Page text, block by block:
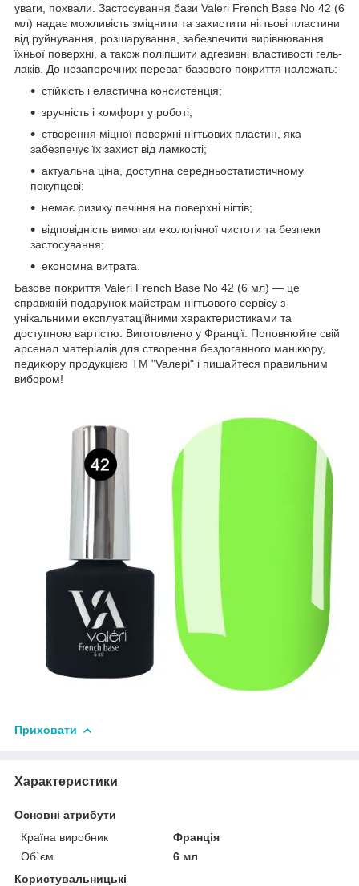
уваги, похвали. Застосування бази Valeri French Base No 42 (6
мл) надає можливість зміцнити та захистити нігтьові пластини
від руйнування, розшарування, забезпечити вирівнювання
їхньої поверхні, а також поліпшити адгезивні властивості гель-
лаків. До незаперечних переваг базового покриття належать:
стійкість і еластична консистенція;
зручність і комфорт у роботі;
створення міцної поверхні нігтьових пластин, яка
забезпечує їх захист від ламкості;
актуальна ціна, доступна середньостатистичному
покупцеві;
немає ризику печіння на поверхні нігтів;
відповідність вимогам екологічної чистоти та безпеки
застосування;
економна витрата.
Базове покриття Valeri French Base No 42 (6 мл) — це
справжній подарунок майстрам нігтьового сервісу з
унікальними експлуатаційними характеристиками та
доступною вартістю. Виготовлено у Франції. Поповнюйте свій
арсенал матеріалів для створення бездоганного манікюру,
педикюру продукцією ТМ "Vaлерi" і пишайтеся правильним
вибором!
Приховати
Характеристики
Основні атрибути
Країна виробник
Франція
Об`єм
6 мл
Користувальницькі